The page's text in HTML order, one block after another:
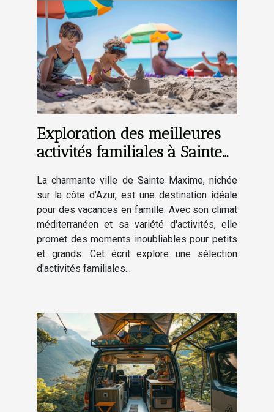
Exploration des meilleures
activités familiales à Sainte
La charmante ville de Sainte Maxime, nichée
sur la côte d'Azur, est une destination idéale
pour des vacances en famille. Avec son climat
méditerranéen et sa variété d'activités, elle
promet des moments inoubliables pour petits
et grands. Cet écrit explore une sélection
d'activités familiales...